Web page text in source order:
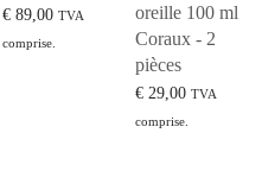
€ 89,00 TVA
comprise.
oreille 100 ml
Coraux - 2
pièces
€ 29,00 TVA
comprise.